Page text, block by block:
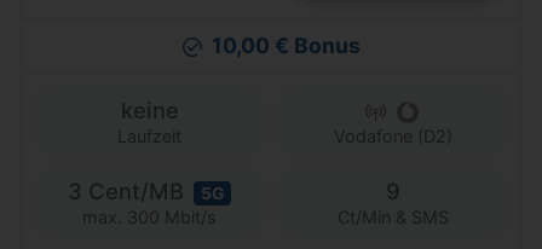
10,00 € Bonus
keine
Laufzeit Vodafone (D2)
3 Cent/MB 5G
max. 300 Mbit/s
9
Ct/Min & SMS